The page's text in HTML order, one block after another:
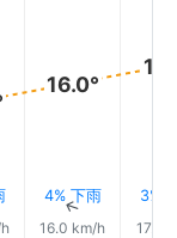
16.0°
4% 下雨
↑
16.0 km/h
3%
17.0